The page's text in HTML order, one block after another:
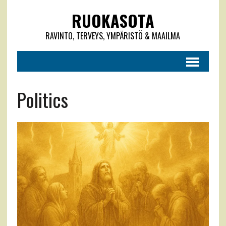
RUOKASOTA
RAVINTO, TERVEYS, YMPÄRISTÖ & MAAILMA
Politics